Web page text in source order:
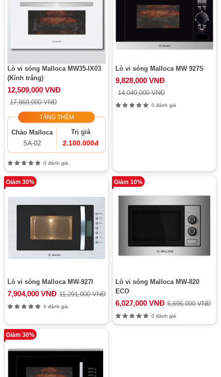
Lò vi sóng Malloca MW35-IX03
(Kính trắng)
12,509,000 VNĐ
17,869,000 VNĐ
TẶNG THÊM
Chảo Malloca
SA-02
Trị giá
2.100.000đ
0 đánh giá
Lò vi sóng Malloca MW 927S
9,828,000 VNĐ
14,040,000 VNĐ
0 đánh giá
Giảm 30%
Lò vi sóng Malloca MW-927I
7,904,000 VNĐ 11,291,000 VNĐ
0 đánh giá
Giảm 10%
Lò vi sóng Malloca MW-820
ECO
6,027,000 VNĐ 6,696,000 VNĐ
0 đánh giá
Giảm 30%